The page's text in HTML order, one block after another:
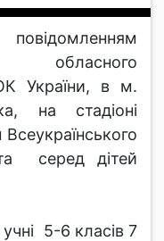
обласного
України, в м.
на стадіоні
Всеукраїнського
серед дітей
5-6 класів 7